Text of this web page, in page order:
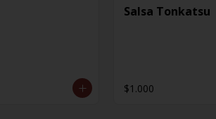
Salsa Tonkatsu
$1.000